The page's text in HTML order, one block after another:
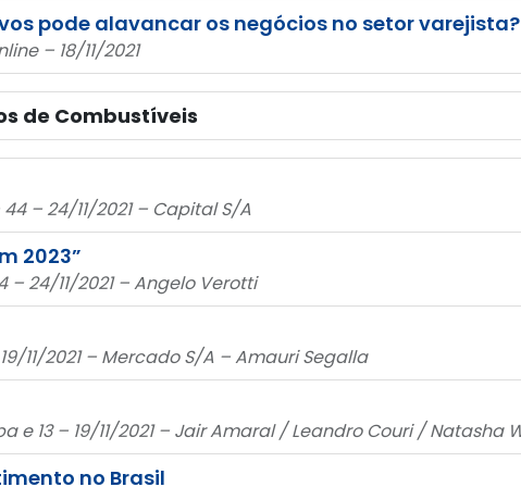
pode alavancar os negócios no setor varejista?
– 18/11/2021
de Combustíveis
– 24/11/2021 – Capital S/A
2023”
– 24/11/2021 – Angelo Verotti
11/2021 – Mercado S/A – Amauri Segalla
e 13 – 19/11/2021 – Jair Amaral / Leandro Couri / Natasha
no Brasil